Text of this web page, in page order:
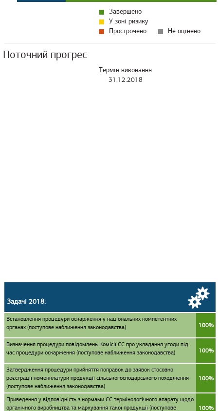
Завершено
У зоні ризику
Прострочено
Не оцінено
Поточний прогрес
Термін виконання
31.12.2018
Задачі 2018:
Встановлення процедури оскарження у національних компетентних
органах (поступове наближення законодавства)
100%
Визначення процедури повідомлень Комісії ЄС про укладання угоди під
час процедури оскарження (поступове наближення законодавства)
100%
Затвердження процедури прийняття поправок до заявок стосовно
реєстрації номенклатури продукції сільськогосподарського походження
(поступове наближення законодавства)
100%
Приведення у відповідність з нормами ЄС термінологічного апарату щодо
органічного виробництва та маркування такої продукції (поступове
100%